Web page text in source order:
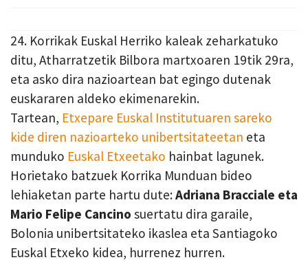
24. Korrikak Euskal Herriko kaleak zeharkatuko
ditu, Atharratzetik Bilbora martxoaren 19tik 29ra,
eta asko dira nazioartean bat egingo dutenak
euskararen aldeko ekimenarekin.
Tartean, Etxepare Euskal Institutuaren sareko
kide diren nazioarteko unibertsitateetan eta
munduko Euskal Etxeetako hainbat lagunek.
Horietako batzuek Korrika Munduan bideo
lehiaketan parte hartu dute:Adriana Bracciale eta
Mario Felipe Cancino suertatu dira garaile,
Bolonia unibertsitateko ikaslea eta Santiagoko
Euskal Etxeko kidea, hurrenez hurren.